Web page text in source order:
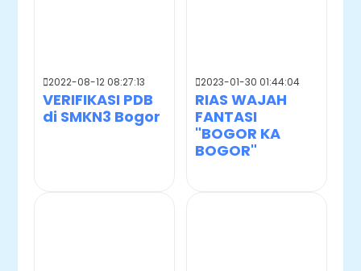
2022-08-12 08:27:13
VERIFIKASI PDB
di SMKN3 Bogor
2023-01-30 01:44:04
RIAS WAJAH
FANTASI
"BOGOR KA
BOGOR"